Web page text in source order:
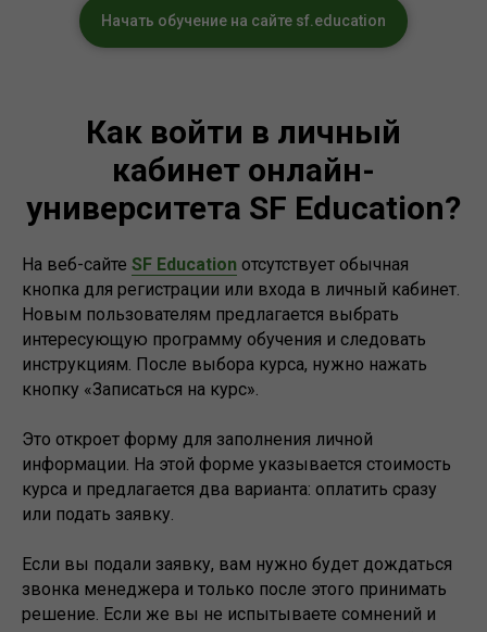
Начать обучение на сайте sf.education
Как войти в личный
кабинет онлайн-
университета SF Education?
На веб-сайте SF Education отсутствует обычная
кнопка для регистрации или входа в личный кабинет.
Новым пользователям предлагается выбрать
интересующую программу обучения и следовать
инструкциям. После выбора курса, нужно нажать
кнопку «Записаться на курс».
Это откроет форму для заполнения личной
информации. На этой форме указывается стоимость
курса и предлагается два варианта: оплатить сразу
или подать заявку.
Если вы подали заявку, вам нужно будет дождаться
звонка менеджера и только после этого принимать
решение. Если же вы не испытываете сомнений и